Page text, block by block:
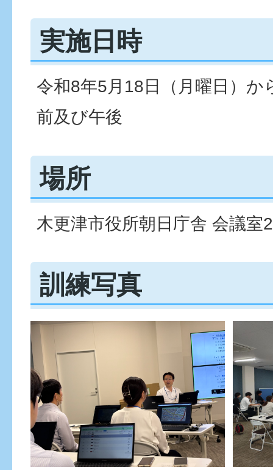
実施日時
令和8年5月18日（月曜日）か
前及び午後
場所
木更津市役所朝日庁舎 会議室
訓練写真